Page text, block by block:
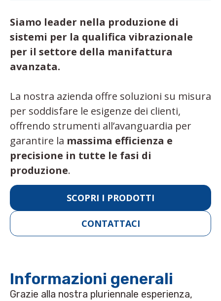
Siamo leader nella produzione di
sistemi per la qualifica vibrazionale
per il settore della manifattura
avanzata.
La nostra azienda offre soluzioni su misura
per soddisfare le esigenze dei clienti,
offrendo strumenti all’avanguardia per
garantire la massima efficienza e
precisione in tutte le fasi di
produzione.
SCOPRI I PRODOTTI
CONTATTACI
Informazioni generali
Grazie alla nostra pluriennale esperienza,